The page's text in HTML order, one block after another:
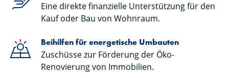
Eine direkte finanzielle Unterstützung für den
Kauf oder Bau von Wohnraum.
Beihilfen für energetische Umbauten
Zuschüsse zur Förderung der Öko-
Renovierung von Immobilien.